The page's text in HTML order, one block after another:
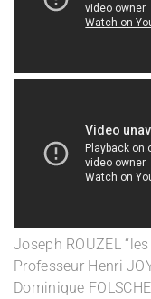
Joseph ROUZEL
Professeur Henri
Dominique